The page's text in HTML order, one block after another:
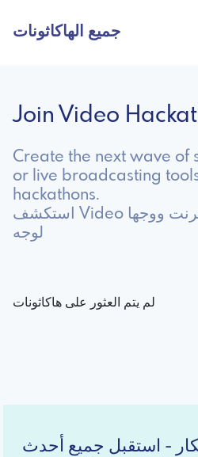
جميع الهاكاثونات
Join Video
Create the next wave of
or live broadcasting
hackathons.
استكشف Video الهاكاثونات عبر الإنترنت ووجها
لوجه
لم يتم العثور على هاكاثونات
- استقبل جميع أحدث